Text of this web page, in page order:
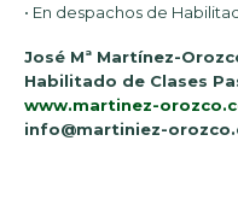
• En despachos de
José Mª Martínez-
Habilitado de Clases
www.martinez-
info@martiniez-